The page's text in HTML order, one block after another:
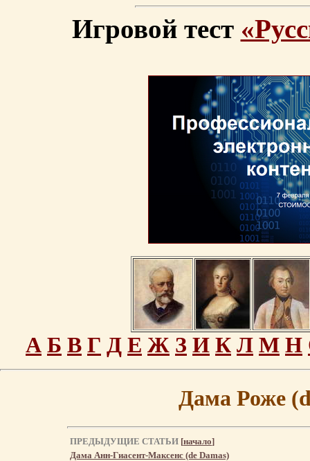
Игровой тест
А Б В Г Д Е Ж З И К Л М Н
Дама Роже
ПРЕДЫДУЩИЕ СТАТЬИ [начало]
Дама Анн-Гиасент-Максенс (de Damas)